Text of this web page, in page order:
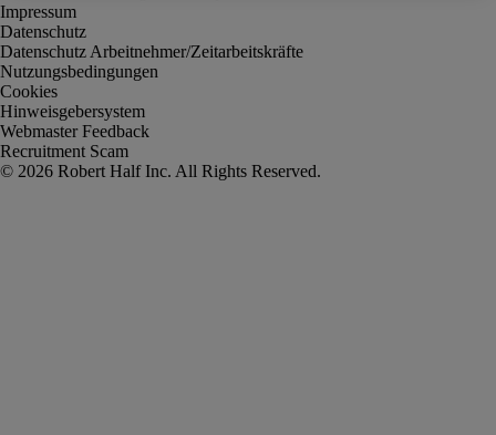
Impressum
Datenschutz
Datenschutz Arbeitnehmer/Zeitarbeitskräfte
Nutzungsbedingungen
Cookies
Hinweisgebersystem
Webmaster Feedback
Recruitment Scam